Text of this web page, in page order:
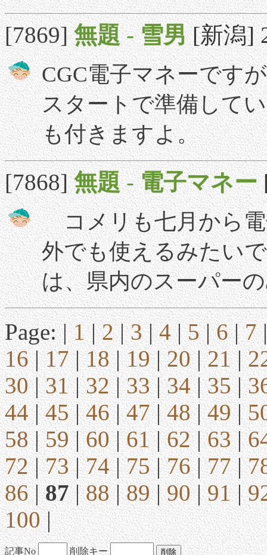
[7869]無題-雪男 [新潟]
CGC電子マネーです
スタートで準備して
も付きますよ。
[7868]無題-電子マネー
コメリも七月から電
外でも使えるみたい
は、県内のスーパー
Page: |1|2|3|4|5|6|7
16|17|18|19|20|21|
30|31|32|33|34|35|
44|45|46|47|48|49|
58|59|60|61|62|63|
72|73|74|75|76|77|
86|87|88|89|90|91|
100|
記事No 削除キー